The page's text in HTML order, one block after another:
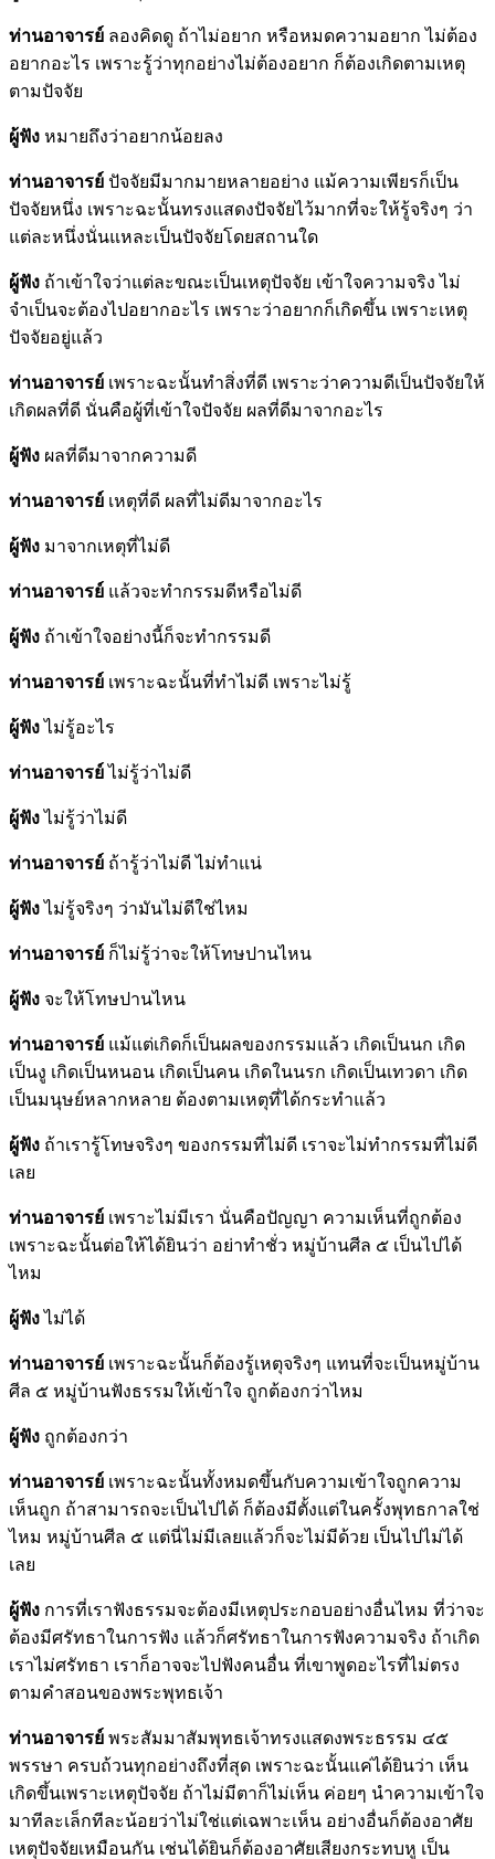
ท่านอาจารย์ ลองคิดดู ถ้าไม่อยาก หรือหมดความอยาก ไม่ต้อง
อยากอะไร เพราะรู้ว่าทุกอย่างไม่ต้องอยาก ก็ต้องเกิดตามเหตุ
ตามปัจจัย
ผู้ฟัง หมายถึงว่าอยากน้อยลง
ท่านอาจารย์ ปัจจัยมีมากมายหลายอย่าง แม้ความเพียรก็เป็น
ปัจจัยหนึ่ง เพราะฉะนั้นทรงแสดงปัจจัยไว้มากที่จะให้รู้จริงๆ ว่า
แต่ละหนึ่งนั่นแหละเป็นปัจจัยโดยสถานใด
ผู้ฟัง ถ้าเข้าใจว่าแต่ละขณะเป็นเหตุปัจจัย เข้าใจความจริง ไม่
จำเป็นจะต้องไปอยากอะไร เพราะว่าอยากก็เกิดขึ้น เพราะเหตุ
ปัจจัยอยู่แล้ว
ท่านอาจารย์ เพราะฉะนั้นทำสิ่งที่ดี เพราะว่าความดีเป็นปัจจัยให้
เกิดผลที่ดี นั่นคือผู้ที่เข้าใจปัจจัย ผลที่ดีมาจากอะไร
ผู้ฟัง ผลที่ดีมาจากความดี
ท่านอาจารย์ เหตุที่ดี ผลที่ไม่ดีมาจากอะไร
ผู้ฟัง มาจากเหตุที่ไม่ดี
ท่านอาจารย์ แล้วจะทำกรรมดีหรือไม่ดี
ผู้ฟัง ถ้าเข้าใจอย่างนี้ก็จะทำกรรมดี
ท่านอาจารย์ เพราะฉะนั้นที่ทำไม่ดี เพราะไม่รู้
ผู้ฟังไม่รู้อะไร
ท่านอาจารย์ไม่รู้ว่าไม่ดี
ผู้ฟังไม่รู้ว่าไม่ดี
ท่านอาจารย์ ถ้ารู้ว่าไม่ดี ไม่ทำแน่
ผู้ฟังไม่รู้จริงๆ ว่ามันไม่ดีใช่ไหม
ท่านอาจารย์ ก็ไม่รู้ว่าจะให้โทษปานไหน
ผู้ฟัง จะให้โทษปานไหน
ท่านอาจารย์ แม้แต่เกิดก็เป็นผลของกรรมแล้ว เกิดเป็นนก เกิด
เป็นงู เกิดเป็นหนอน เกิดเป็นคน เกิดในนรก เกิดเป็นเทวดา เกิด
เป็นมนุษย์หลากหลาย ต้องตามเหตุที่ได้กระทำแล้ว
ผู้ฟัง ถ้าเรารู้โทษจริงๆ ของกรรมที่ไม่ดี เราจะไม่ทำกรรมที่ไม่ดี
เลย
ท่านอาจารย์ เพราะไม่มีเรา นั่นคือปัญญา ความเห็นที่ถูกต้อง
เพราะฉะนั้นต่อให้ได้ยินว่า อย่าทำชั่ว หมู่บ้านศีล ๕ เป็นไปได้
ไหม
ผู้ฟังไม่ได้
ท่านอาจารย์ เพราะฉะนั้นก็ต้องรู้เหตุจริงๆ แทนที่จะเป็นหมู่บ้าน
ศีล ๕ หมู่บ้านฟังธรรมให้เข้าใจ ถูกต้องกว่าไหม
ผู้ฟัง ถูกต้องกว่า
ท่านอาจารย์ เพราะฉะนั้นทั้งหมดขึ้นกับความเข้าใจถูกความ
เห็นถูก ถ้าสามารถจะเป็นไปได้ ก็ต้องมีตั้งแต่ในครั้งพุทธกาลใช่
ไหม หมู่บ้านศีล ๕ แต่นี่ไม่มีเลยแล้วก็จะไม่มีด้วย เป็นไปไม่ได้
เลย
ผู้ฟัง การที่เราฟังธรรมจะต้องมีเหตุประกอบอย่างอื่นไหม ที่ว่าจะ
ต้องมีศรัทธาในการฟัง แล้วก็ศรัทธาในการฟังความจริง ถ้าเกิด
เราไม่ศรัทธา เราก็อาจจะไปฟังคนอื่น ที่เขาพูดอะไรที่ไม่ตรง
ตามคำสอนของพระพุทธเจ้า
ท่านอาจารย์ พระสัมมาสัมพุทธเจ้าทรงแสดงพระธรรม ๔๕
พรรษา ครบถ้วนทุกอย่างถึงที่สุด เพราะฉะนั้นแค่ได้ยินว่า เห็น
เกิดขึ้นเพราะเหตุปัจจัย ถ้าไม่มีตาก็ไม่เห็น ค่อยๆ นำความเข้าใจ
มาทีละเล็กทีละน้อยว่าไม่ใช่แต่เฉพาะเห็น อย่างอื่นก็ต้องอาศัย
เหตุปัจจัยเหมือนกัน เช่นได้ยินก็ต้องอาศัยเสียงกระทบหู เป็น